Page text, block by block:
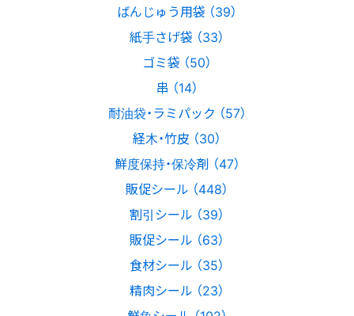
ばんじゅう用袋 （39）
紙手さげ袋 （33）
ゴミ袋 （50）
串 （14）
耐油袋・ラミパック （57）
経木・竹皮 （30）
鮮度保持・保冷剤 （47）
販促シール （448）
割引シール （39）
販促シール （63）
食材シール （35）
精肉シール （23）